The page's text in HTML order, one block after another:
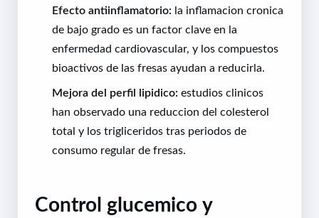
Efecto antiinflamatorio: la inflamacion cronica
de bajo grado es un factor clave en la
enfermedad cardiovascular, y los compuestos
bioactivos de las fresas ayudan a reducirla.
Mejora del perfil lipidico: estudios clinicos
han observado una reduccion del colesterol
total y los trigliceridos tras periodos de
consumo regular de fresas.
Control glucemico y